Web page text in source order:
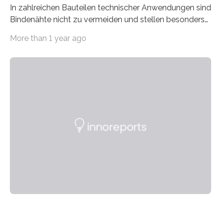
In zahlreichen Bauteilen technischer Anwendungen sind
Bindenähte nicht zu vermeiden und stellen besonders
Matrixmaterials eine große Herausforderung dar.
Durch den verstärkten Einsatz von Rezyklaten
More than 1 year ago